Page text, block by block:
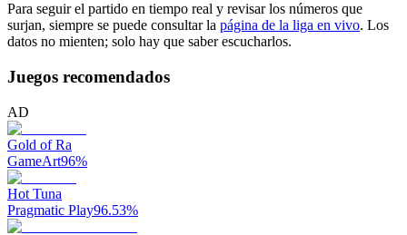
Para seguir el partido en tiempo real y revisar los números que
surjan, siempre se puede consultar la página de la liga en vivo. Los
datos no mienten; solo hay que saber escucharlos.
Juegos recomendados
AD
Gold of Ra
GameArt96%
Hot Tuna
Pragmatic Play96.53%